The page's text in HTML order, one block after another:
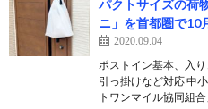
パクトサイズの荷
ニ」を首都圏で10
2020.09.04
ポストイン基本、入
引っ掛けなど対応 中
トワンマイル協同組